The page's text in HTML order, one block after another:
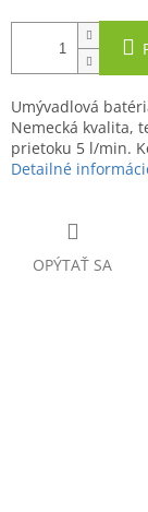
Umývadlová
Nemecká kvalita,
prietoku 5 l/min.
Detailné
OPÝTAŤ SA